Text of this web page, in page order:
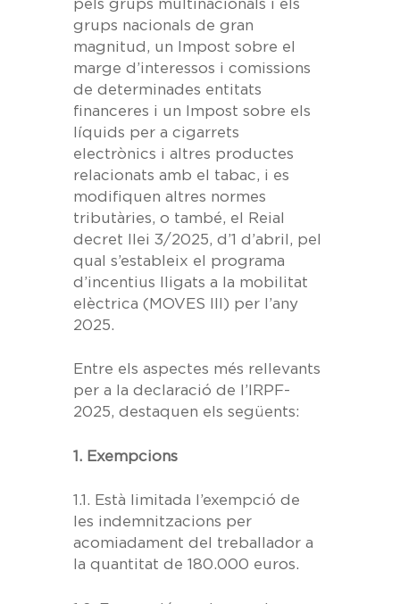
pels grups multinacionals i els
grups nacionals de gran
magnitud, un Impost sobre el
marge d’interessos i comissions
de determinades entitats
financeres i un Impost sobre els
líquids per a cigarrets
electrònics i altres productes
relacionats amb el tabac, i es
modifiquen altres normes
tributàries, o també, el
Reial
decret llei 3/2025, d’1 d’abril , pel
qual s’estableix el programa
d’incentius lligats a la mobilitat
elèctrica (MOVES III) per l’any
2025.
Entre els aspectes més rellevants
per a la declaració de l’IRPF-
2025, destaquen els següents:
1. Exempcions
1.1. Està limitada l’exempció de
les indemnitzacions per
acomiadament del treballador a
la quantitat de 180.000 euros.